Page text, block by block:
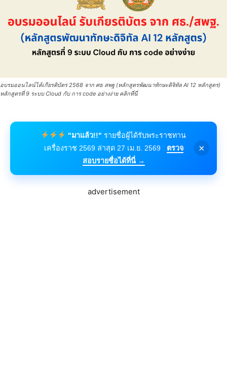
อบรมออนไลน์ได้เกียรติบัตร 2568 จาก ศธ สพฐ (หลักสูตรพัฒนาทักษะดิจิทัล AI 12 หลักสูตร)
หลักสูตรที่ 9 ระบบ Cloud กับ การ code อย่างง่าย คลิกที่นี่
"มาแล้ว!!" รายชื่อผู้ได้รับพระราชทาน
เครื่องราช 2569 ล่าสุด 27 เม.ย. 2569
ตรวจ
สอบรายชื่อได้ที่นี่ →
×
advertisement